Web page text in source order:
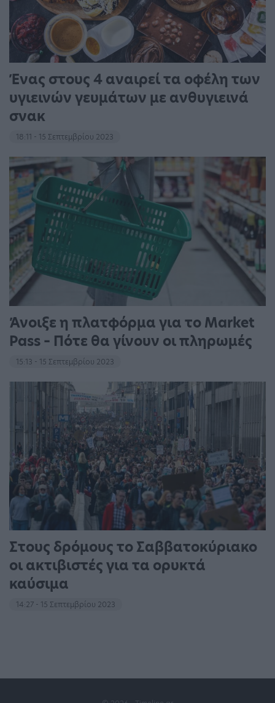
Ένας στους 4 αναιρεί τα οφέλη των
υγιεινών γευμάτων με ανθυγιεινά
σνακ
18:11 - 15 Σεπτεμβρίου 2023
Άνοιξε η πλατφόρμα για το Market
Pass – Πότε θα γίνουν οι πληρωμές
15:13 - 15 Σεπτεμβρίου 2023
Στους δρόμους το Σαββατοκύριακο
οι ακτιβιστές για τα ορυκτά
καύσιμα
14:27 - 15 Σεπτεμβρίου 2023